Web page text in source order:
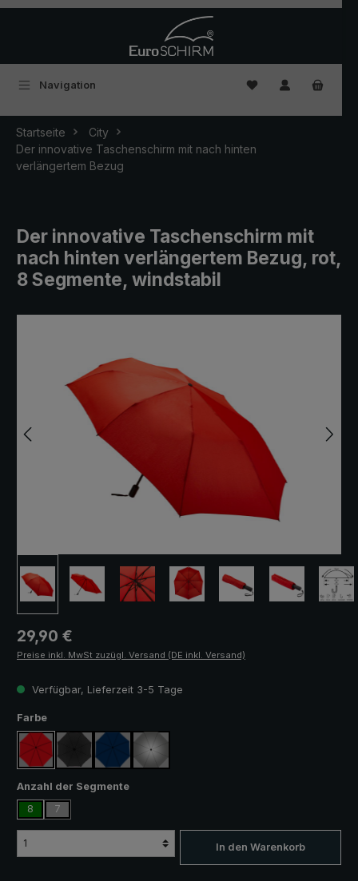
Navigation Du hast 0
Startseite
City
Der innovative Taschenschirm mit nach hinten
verlängertem Bezug
Der innovative Taschenschirm mit
nach hinten verlängertem Bezug, rot,
8 Segmente, windstabil
Regulärer Preis:
29,90 €
Preise inkl. MwSt zuzügl. Versand (DE inkl. Versand)
Verfügbar, Lieferzeit 3-5 Tage
Farbeauswählen
rot schwarz marineblausilber, UV-Schutz 50+
Anzahl der Segmenteauswählen
8
7
In den Warenkorb